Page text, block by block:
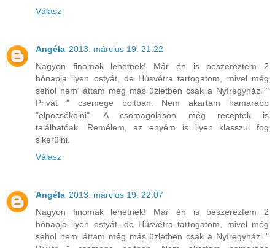
Válasz
Angéla 2013. március 19. 21:22
Nagyon finomak lehetnek! Már én is beszereztem 2
hónapja ilyen ostyát, de Húsvétra tartogatom, mivel még
sehol nem láttam még más üzletben csak a Nyíregyházi "
Privát " csemege boltban. Nem akartam hamarabb
"elpocsékolni". A csomagoláson még receptek is
találhatóak. Remélem, az enyém is ilyen klasszul fog
sikerülni.
Válasz
Angéla 2013. március 19. 22:07
Nagyon finomak lehetnek! Már én is beszereztem 2
hónapja ilyen ostyát, de Húsvétra tartogatom, mivel még
sehol nem láttam még más üzletben csak a Nyíregyházi "